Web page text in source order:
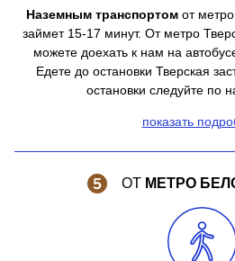
Наземным транспортом от
займет 15-17 минут. От метро
можете доехать к нам на
Едете до остановки Тверская
остановки следуйте по
показать
ОТ МЕТРО